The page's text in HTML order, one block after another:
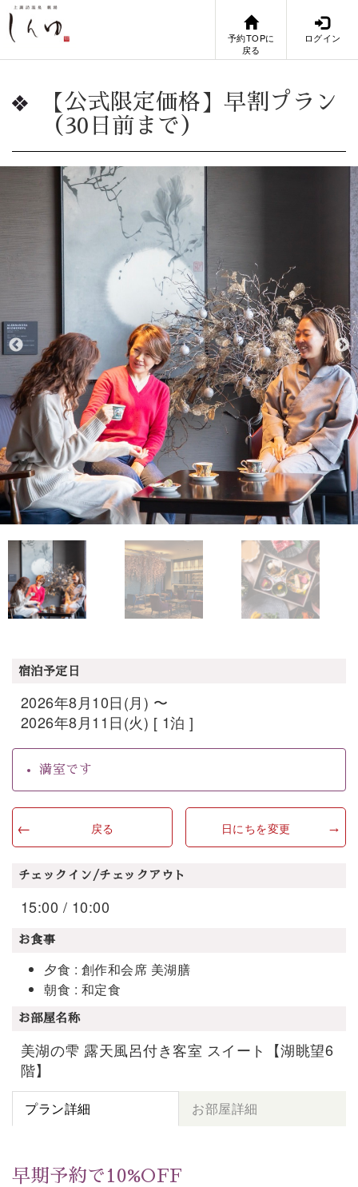
予約TOPに
戻る
ログイン
【公式限定価格】早割プラン
（30日前まで）
宿泊予定日
2026年8月10日(月) 〜
2026年8月11日(火) [ 1泊 ]
満室です
戻る 日にちを変更
チェックイン/チェックアウト
15:00 / 10:00
お食事
夕食 : 創作和会席 美湖膳
朝食 : 和定食
お部屋名称
美湖の雫 露天風呂付き客室 スイート【湖眺望6
階】
プラン詳細 お部屋詳細
早期予約で10%OFF